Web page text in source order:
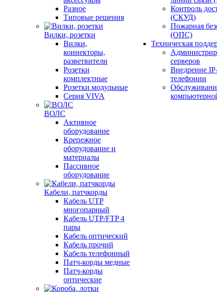
Разное
Типовые решения
Вилки, розетки
Вилки,
коннекторы,
разветвители
Розетки
комплектные
Розетки модульные
Серия VIVA
ВОЛС
Активное
оборудование
Крепежное
оборудование и
материалы
Пассивное
оборудование
Кабели, патчкорды
Кабель UTP
многопарный
Кабель UTP/FTP 4
пары
Кабель оптический
Кабель прочий
Кабель телефонный
Патч-корды медные
Патч-корды
оптические
Контроль
(СКУД)
Пожарная
(ОПС)
Техническая
серверов
Внедрение
телефонии